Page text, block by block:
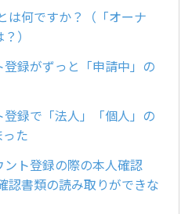
は何ですか？（「オーナ
）
登録がずっと「申請中」の
登録で「法人」「個人」の
た
ント登録の際の本人確認
認書類の読み取りができな